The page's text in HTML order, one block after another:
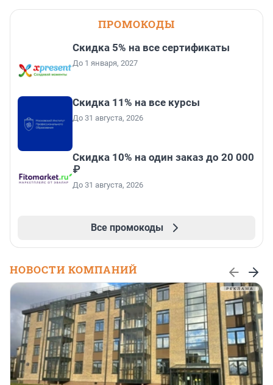
ПРОМОКОДЫ
Скидка 5% на все сертификаты
До 1 января, 2027
Скидка 11% на все курсы
До 31 августа, 2026
Скидка 10% на один заказ до 20 000
₽
До 31 августа, 2026
Все промокоды
НОВОСТИ КОМПАНИЙ